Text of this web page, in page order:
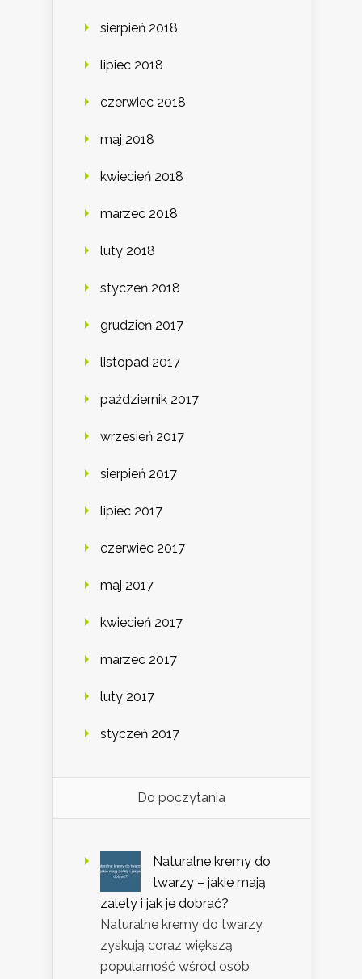
sierpień 2018
lipiec 2018
czerwiec 2018
maj 2018
kwiecień 2018
marzec 2018
luty 2018
styczeń 2018
grudzień 2017
listopad 2017
październik 2017
wrzesień 2017
sierpień 2017
lipiec 2017
czerwiec 2017
maj 2017
kwiecień 2017
marzec 2017
luty 2017
styczeń 2017
Do poczytania
Naturalne kremy do
twarzy – jakie mają
zalety i jak je dobrać?
Naturalne kremy do twarzy
zyskują coraz większą
popularność wśród osób